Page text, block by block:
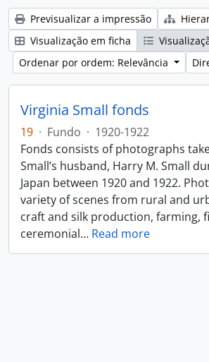
Previsualizar a impressão
Visualização em ficha
Ordenar por ordem: Relevância
Virginia Small fonds
19 · Fundo · 1920-1922
Fonds consists of photographs
Small’s husband, Harry M. Small
Japan between 1920 and 1922.
variety of scenes from rural and
craft and silk production, farming,
ceremonial… Read more